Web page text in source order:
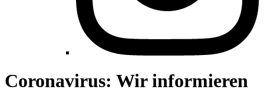
Coronavirus: Wir informieren